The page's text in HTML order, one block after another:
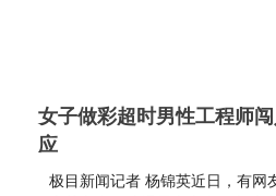
女子做彩超时男性工程师
应
极目新闻记者 杨锦英近日，有网